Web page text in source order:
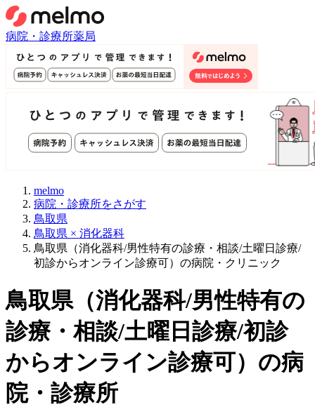
病院・診療所薬局
melmo
病院・診療所をさがす
鳥取県
鳥取県 × 消化器科
鳥取県（消化器科/男性特有の診療・相談/土曜日診療/
初診からオンライン診療可）の病院・クリニック
鳥取県（消化器科/男性特有の
診療・相談/土曜日診療/初診
からオンライン診療可） の病
院・診療所